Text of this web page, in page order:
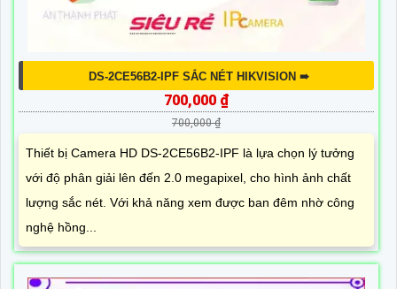
DS-2CE56B2-IPF SẮC NÉT HIKVISION ➠
700,000 ₫
700,000 ₫
Thiết bị Camera HD DS-2CE56B2-IPF là lựa chọn lý tưởng
với độ phân giải lên đến 2.0 megapixel, cho hình ảnh chất
lượng sắc nét. Với khả năng xem được ban đêm nhờ công
nghệ hồng...